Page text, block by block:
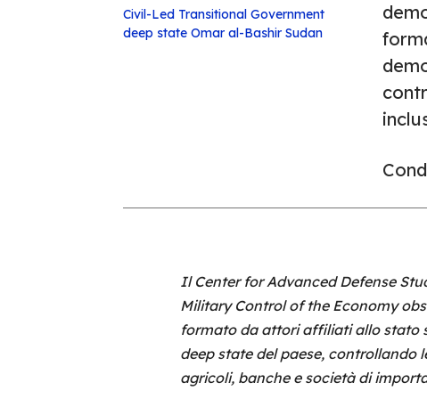
Civil-Led Transitional Government
deep state Omar al-Bashir Sudan
Il Center for Advanced Defense
Military Control of the Economy
formato da attori affiliati allo stato
deep state del paese,
agricoli, banche e società di